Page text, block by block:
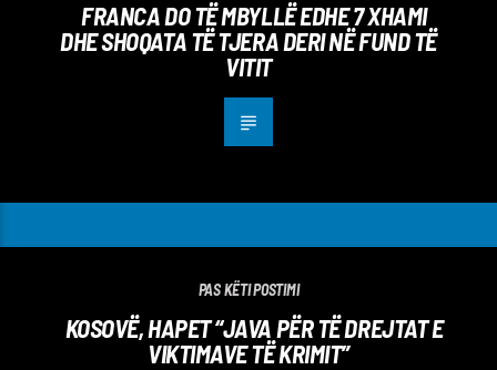
FRANCA DO TË MBYLLË EDHE 7 XHAMI
DHE SHOQATA TË TJERA DERI NË FUND TË
VITIT
PAS KËTI POSTIMI
KOSOVË, HAPET “JAVA PËR TË DREJTAT E
VIKTIMAVE TË KRIMIT”